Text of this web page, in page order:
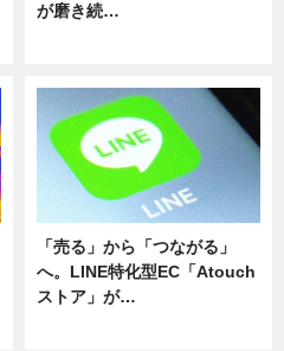
が磨き続…
「売る」から「つながる」
へ。LINE特化型EC「Atouch
ストア」が…